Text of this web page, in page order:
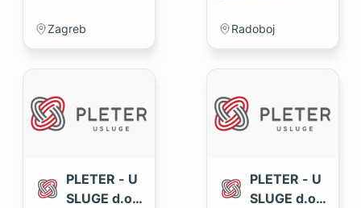
Zagreb
jeziku (m/ž)
Radoboj
PLETER - U
SLUGE d.o.
PLETER - U
SLUGE d.o.